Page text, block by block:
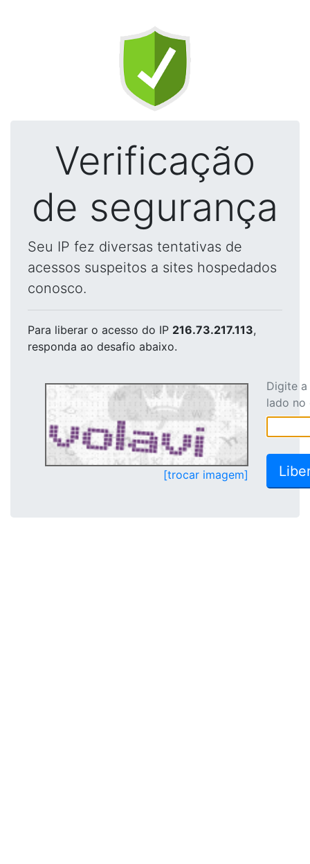
Verificação
de segurança
Seu IP fez diversas tentativas de
acessos suspeitos a sites hospedados
conosco.
Para liberar o acesso do IP 216.73.217.113,
responda ao desafio abaixo.
[trocar imagem]
Digite
lado no